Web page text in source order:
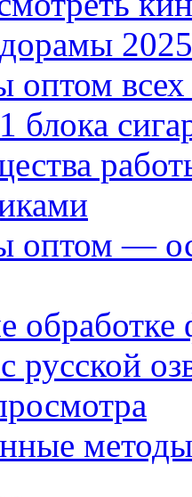
оптом
блока
оптом —
русской